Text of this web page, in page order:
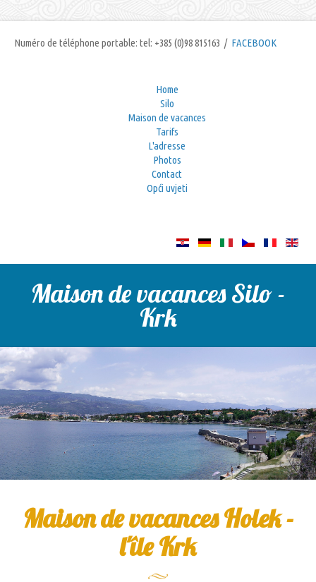
Numéro de téléphone portable: tel: +385 (0)98 815163 / FACEBOOK
Home
Silo
Maison de vacances
Tarifs
L'adresse
Photos
Contact
Opći uvjeti
Maison de vacances Silo -
Krk
Maison de vacances Holek -
l'île Krk